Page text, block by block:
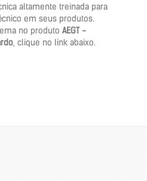
altamente treinada para
em seus produtos.
no produto AEGT -
, clique no link abaixo.